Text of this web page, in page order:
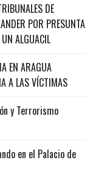
DE
POR PRESUNTA
ALGUACIL
EN ARAGUA
A LAS VÍCTIMAS
y Terrorismo
en el Palacio de